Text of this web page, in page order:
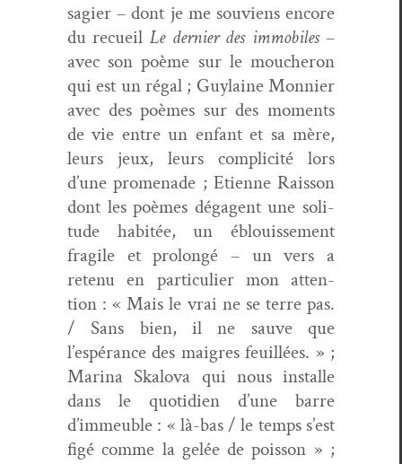
sagi­er – dont je me sou­viens encore
du recueil Le dernier des immo­biles–
avec son poème sur le moucheron
qui est un régal ; Guy­laine Mon­nier
avec des poèmes sur des moments
de vie entre un enfant et sa mère,
leurs jeux, leurs com­plic­ité lors
d’une prom­e­nade ; Eti­enne Rais­son
dont les poèmes déga­gent une soli­
tude habitée, un éblouisse­ment
frag­ile et pro­longé – un vers a
retenu en par­ti­c­uli­er mon atten­
tion : « Mais le vrai ne se terre pas.
/ Sans bien, il ne sauve que
l’espérance des mai­gres feuil­lées. » ;
Mari­na Skalo­va qui nous installe
dans le quo­ti­di­en d’une barre
d’immeuble : « là-bas / le temps s’est
figé comme la gelée de pois­son » ;